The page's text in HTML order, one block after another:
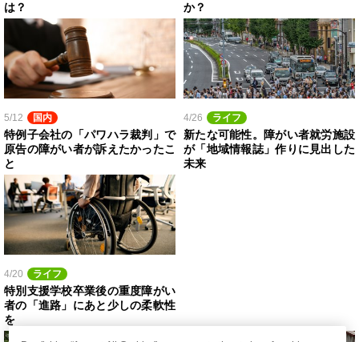
は？
か？
5/12 国内
特例子会社の「パワハラ裁判」で
原告の障がい者が訴えたかったこ
と
4/26 ライフ
新たな可能性。障がい者就労施設
が「地域情報誌」作りに見出した
未来
4/20 ライフ
特別支援学校卒業後の重度障がい
者の「進路」にあと少しの柔軟性
を